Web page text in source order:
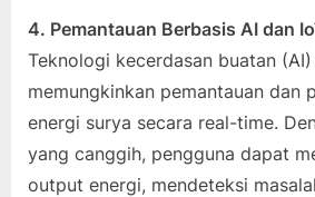
4. Pemantauan Berbasis AI dan
Teknologi kecerdasan buatan
memungkinkan pemantauan dan
energi surya secara real-time.
yang canggih, pengguna dapat
output energi, mendeteksi